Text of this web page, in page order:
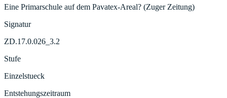
Eine Primarschule auf dem Pavatex-Areal? (Zuger Zeitung)
Signatur
ZD.17.0.026_3.2
Stufe
Einzelstueck
Entstehungszeitraum